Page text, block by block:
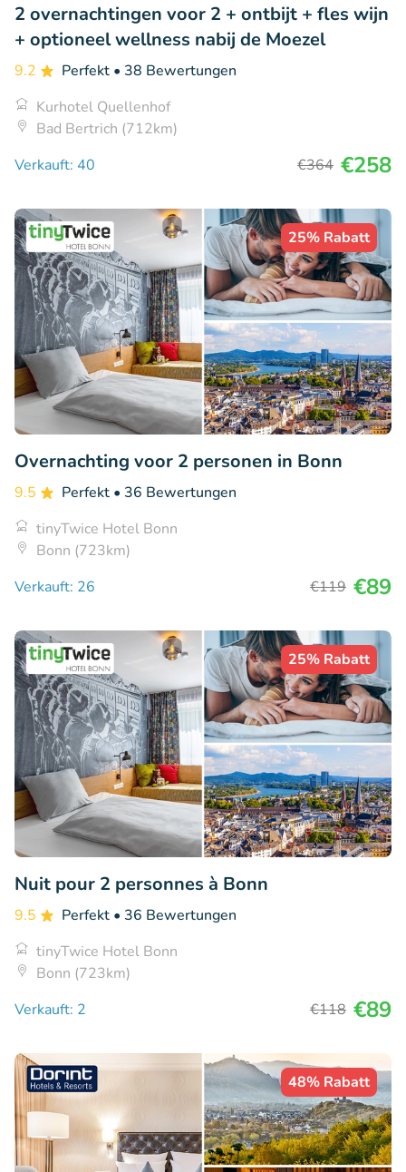
2 overnachtingen voor 2 + ontbijt + fles wijn
+ optioneel wellness nabij de Moezel
9.2 Perfekt • 38 Bewertungen
Kurhotel Quellenhof
Bad Bertrich (712km)
Verkauft: 40
€364 €258
25% Rabatt
Overnachting voor 2 personen in Bonn
9.5 Perfekt • 36 Bewertungen
tinyTwice Hotel Bonn
Bonn (723km)
Verkauft: 26
€119 €89
25% Rabatt
Nuit pour 2 personnes à Bonn
9.5 Perfekt • 36 Bewertungen
tinyTwice Hotel Bonn
Bonn (723km)
Verkauft: 2
€118 €89
48% Rabatt